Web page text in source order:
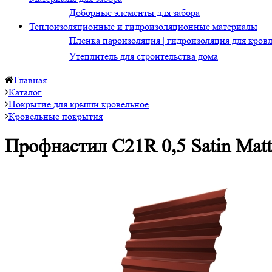
Доборные элементы для забора
Теплоизоляционные и гидроизоляционные материалы
Пленка пароизоляция | гидроизоляция для
Утеплитель для строительства дома
Главная
Каталог
Покрытие для крыши кровельное
Кровельные покрытия
Профнастил С21R 0,5 Satin Мatt